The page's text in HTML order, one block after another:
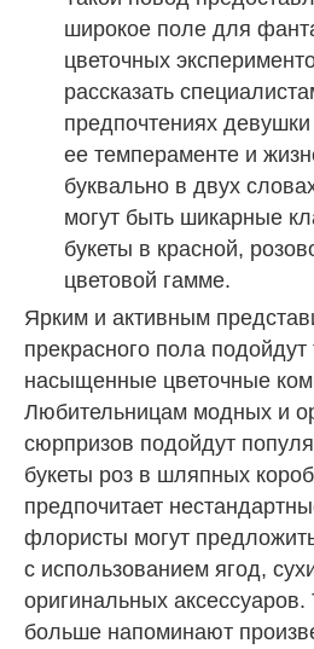
широкое поле для
цветочных
рассказать
предпочтениях
ее темпераменте и
буквально в двух
могут быть шикарные
букеты в красной,
цветовой гамме.
Ярким и активным
прекрасного пола подойдут
насыщенные цветочные
Любительницам модных и
сюрпризов подойдут
букеты роз в шляпных
предпочитает
флористы могут
с использованием ягод,
оригинальных аксессуаров.
больше напоминают